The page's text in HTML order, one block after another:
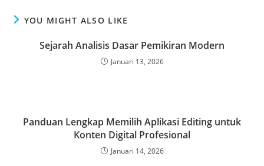
YOU MIGHT ALSO LIKE
Sejarah Analisis Dasar Pemikiran Modern
Januari 13, 2026
Panduan Lengkap Memilih Aplikasi Editing untuk
Konten Digital Profesional
Januari 14, 2026